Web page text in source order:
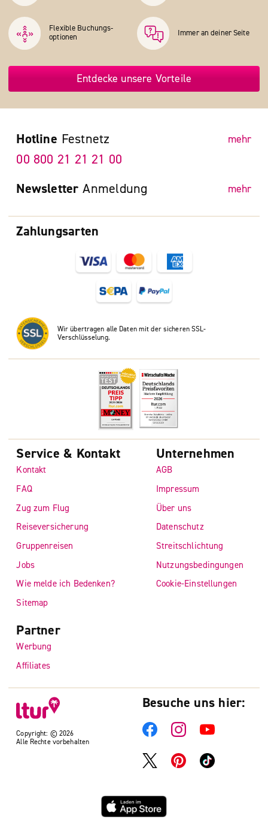
Flexible Buchungs­
optionen
Immer an deiner Seite
Entdecke unsere Vorteile
Zahlungsarten
Wir übertragen alle Daten mit der sicheren SSL-
Verschlüsselung.
Hotline Festnetz mehr
00 800 21 21 21 00
Newsletter Anmeldung mehr
Copyright: © 2026
Alle Rechte vorbehalten
Service & Kontakt
Kontakt
FAQ
Zug zum Flug
Reiseversicherung
Gruppenreisen
Jobs
Wie melde ich Bedenken?
Sitemap
Unternehmen
AGB
Impressum
Über uns
Datenschutz
Streitschlichtung
Nutzungsbedingungen
Cookie-Einstellungen
Partner
Werbung
Affiliates
Besuche uns hier: